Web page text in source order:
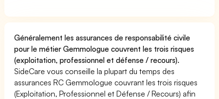
Généralement les assurances de responsabilité civile
pour le métier Gemmologue couvrent les trois risques
(exploitation, professionnel et défense / recours).
SideCare vous conseille la plupart du temps des
assurances RC Gemmologue couvrant les trois risques
(Exploitation, Professionnel et Défense / Recours) afin